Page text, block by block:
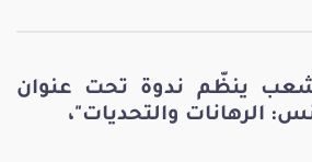
ينظّم ندوة تحت عنوان
الرهانات والتحديات"،